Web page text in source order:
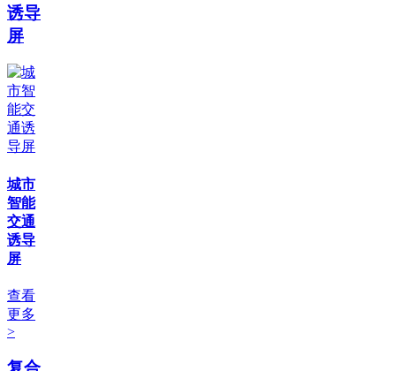
诱导
屏
城市
智能
交通
诱导
屏
查看
更多
>